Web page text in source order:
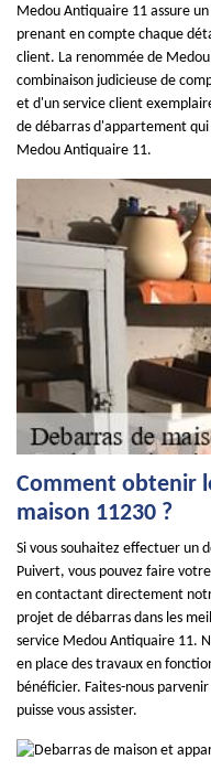
Medou Antiquaire 11 assure
prenant en compte chaque
client. La renommée de
combinaison judicieuse de
et d'un service client
de débarras d'appartement
Medou Antiquaire 11.
Comment obtenir
maison 11230 ?
Si vous souhaitez effectuer un
Puivert, vous pouvez faire
en contactant directement
projet de débarras dans les
service Medou Antiquaire 11.
en place des travaux en
bénéficier. Faites-nous
puisse vous assister.